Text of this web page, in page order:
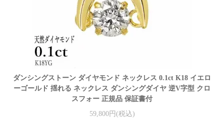
ダンシングストーン ダイヤモンド ネックレス 0.1ct K18 イエロ
ーゴールド 揺れる ネックレス ダンシングダイヤ 逆V字型 クロ
スフォー 正規品 保証書付
59,800円(税込)